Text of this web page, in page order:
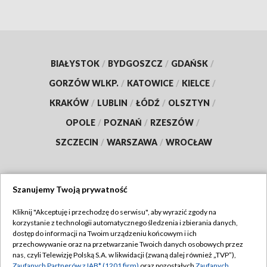
BIAŁYSTOK / BYDGOSZCZ / GDAŃSK /
GORZÓW WLKP. / KATOWICE / KIELCE /
KRAKÓW / LUBLIN / ŁÓDŹ / OLSZTYN /
OPOLE / POZNAŃ / RZESZÓW /
SZCZECIN / WARSZAWA / WROCŁAW
TVP
Abonament TVP
Emisja w TVP
Regulamin TVP
Szanujemy Twoją prywatność
Kliknij "Akceptuję i przechodzę do serwisu", aby wyrazić zgody na
korzystanie z technologii automatycznego śledzenia i zbierania danych,
dostęp do informacji na Twoim urządzeniu końcowym i ich
przechowywanie oraz na przetwarzanie Twoich danych osobowych przez
nas, czyli Telewizję Polską S.A. w likwidacji (zwaną dalej również „TVP”),